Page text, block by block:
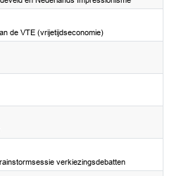
de VTE (vrijetijdseconomie)
verkiezingsdebatten